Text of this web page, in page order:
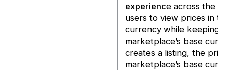
experience across the
users to view prices in
currency while keeping
marketplace’s base
creates a listing, the
marketplace’s base